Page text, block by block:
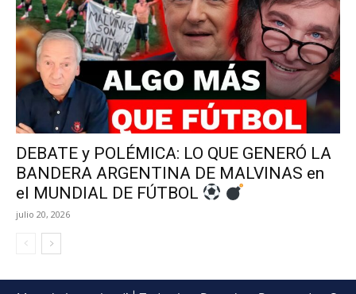
DEBATE y POLÉMICA: LO QUE GENERÓ LA
BANDERA ARGENTINA DE MALVINAS en
el MUNDIAL DE FÚTBOL
julio 20, 2026